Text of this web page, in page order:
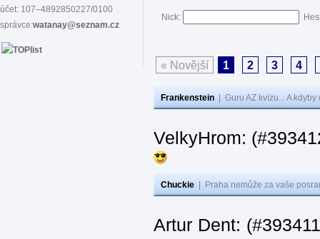
účet: 107–4892850227/0100
správce:watanay@seznam.cz
Nick:
« Novější 1 2 3 4
Frankenstein Guru AZ kvízu... A
VelkyHrom:
Chuckie Praha nemůže za vaše
Artur Dent: